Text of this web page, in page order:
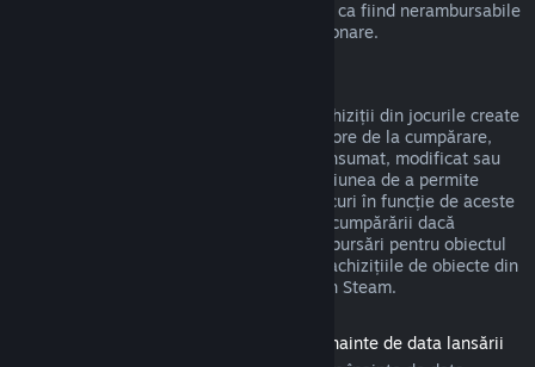
Aceste excepții vor fi marcate în mod clar ca fiind nerambursabile
pe pagina din magazin înainte de achiziționare.
Steam va oferi rambursări pentru orice achiziții din jocurile create
de Valve în termen de patruzeci și opt de ore de la cumpărare,
atât timp cât obiectul din joc nu a fost consumat, modificat sau
transferat. Dezvoltatorii terți vor avea opțiunea de a permite
rambursări pentru propriile obiecte din jocuri în funcție de aceste
cerințe. Steam te va anunța la momentul cumpărării dacă
dezvoltatorul jocului a optat să ofere rambursări pentru obiectul
din joc pe care îl cumperi. În caz contrar, achizițiile de obiecte din
jocuri non-Valve nu sunt rambursabile prin Steam.
Rambursări pentru titlurile achiziționate înainte de data lansării